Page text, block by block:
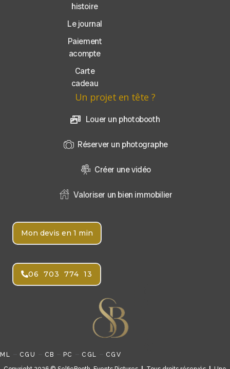
histoire
Le journal
Paiement
acompte
Carte
cadeau
Un projet en tête ?
Louer un photobooth
Réserver un photographe
Créer une vidéo
Valoriser un bien immobilier
Mon devis en 1 min
06 703 774 13
ML CGU CB PC CGL
CGV